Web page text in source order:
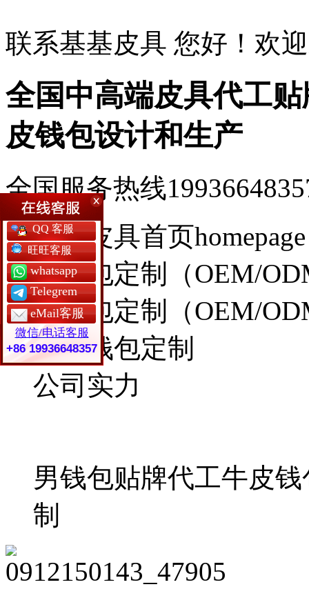
联系基基皮具 您好！欢
全国中高端皮具代工
皮钱包设计和生产
全国服务热线
基基皮具首页homepage
男钱包定制（OEM/
女钱包定制（OEM/
牛皮钱包定制
公司实力
男钱包贴牌代工牛皮钱
制
QQ 客服
旺旺客服
whatsapp
Telegrem
eMail客服
微信/电话客服
+86 19936648357
QQ 客服
旺旺客服
whatsapp
Telegrem
eMail客服
微信/电话客服
+86 19936648357